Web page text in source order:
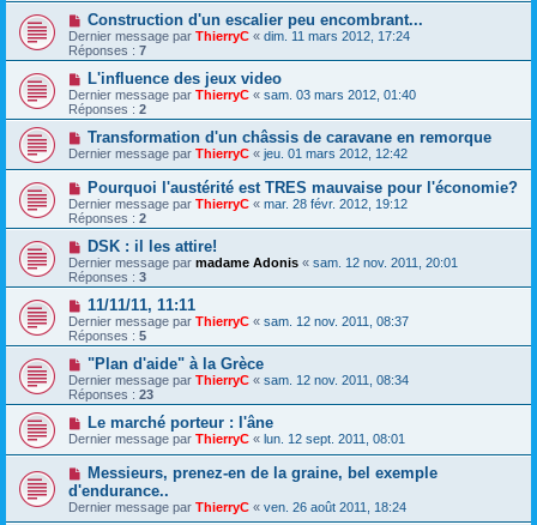
Construction d'un escalier peu encombrant...
Dernier message par ThierryC « dim. 11 mars 2012, 17:24
Réponses : 7
L'influence des jeux video
Dernier message par ThierryC « sam. 03 mars 2012, 01:40
Réponses : 2
Transformation d'un châssis de caravane en remorque
Dernier message par ThierryC « jeu. 01 mars 2012, 12:42
Pourquoi l'austérité est TRES mauvaise pour l'économie?
Dernier message par ThierryC « mar. 28 févr. 2012, 19:12
Réponses : 2
DSK : il les attire!
Dernier message par madame Adonis « sam. 12 nov. 2011, 20:01
Réponses : 3
11/11/11, 11:11
Dernier message par ThierryC « sam. 12 nov. 2011, 08:37
Réponses : 5
"Plan d'aide" à la Grèce
Dernier message par ThierryC « sam. 12 nov. 2011, 08:34
Réponses : 23
Le marché porteur : l'âne
Dernier message par ThierryC « lun. 12 sept. 2011, 08:01
Messieurs, prenez-en de la graine, bel exemple
d'endurance..
Dernier message par ThierryC « ven. 26 août 2011, 18:24